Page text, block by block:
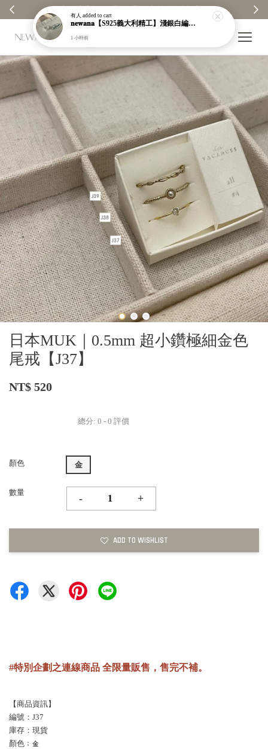
日本MUK｜0.5mm 超小鑽極細金色
尾戒【J37】
NT$ 520
總分: 0 - 0 評價
顏色 金
數量
- +
ADD TO WISHLIST
#特別企劃之連線商品 全限量販售，售完不補。
【商品資訊】
編號：J37
庫存：現貨
顏色﹔ 金
有人 added to cart
𝐧𝐞𝐰𝐚𝐧𝐚【S925義大利精工】淺銀白編織紋寬版戒指｜粗戒指｜顯白｜開口戒｜現貨＋預購【n919】
1 小時前